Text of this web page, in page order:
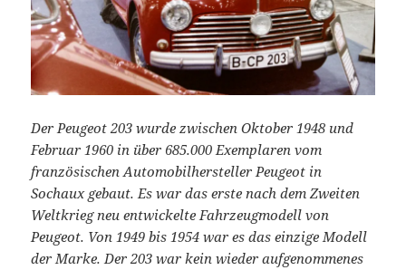
Der Peugeot 203 wurde zwischen Oktober 1948 und
Februar 1960 in über 685.000 Exemplaren vom
französischen Automobilhersteller Peugeot in
Sochaux gebaut. Es war das erste nach dem Zweiten
Weltkrieg neu entwickelte Fahrzeugmodell von
Peugeot. Von 1949 bis 1954 war es das einzige Modell
der Marke. Der 203 war kein wieder aufgenommenes